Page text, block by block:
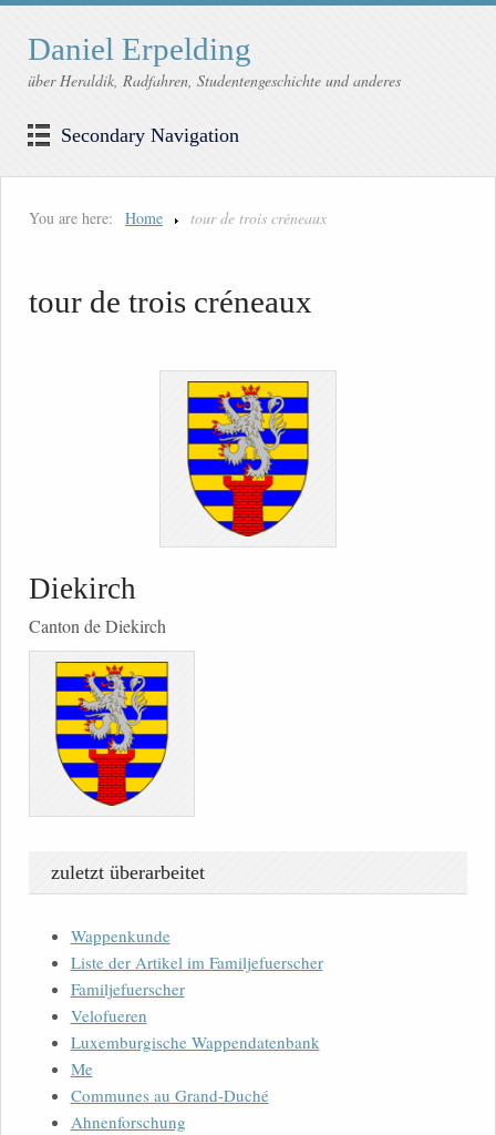
Daniel Erpelding
über Heraldik, Radfahren, Studentengeschichte und anderes
Secondary Navigation
You are here: Home tour de trois créneaux
tour de trois créneaux
Diekirch
Canton de Diekirch
zuletzt überarbeitet
Wappenkunde
Liste der Artikel im Familjefuerscher
Familjefuerscher
Velofueren
Luxemburgische Wappendatenbank
Me
Communes au Grand-Duché
Ahnenforschung